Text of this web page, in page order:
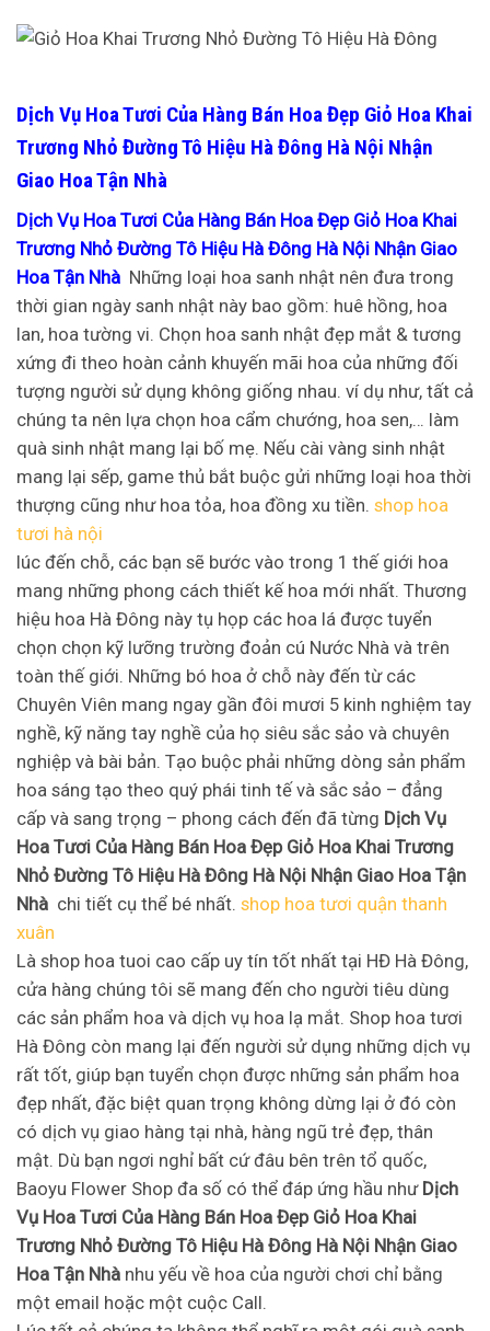
Dịch Vụ Hoa Tươi Của Hàng Bán Hoa Đẹp Giỏ Hoa Khai
Trương Nhỏ Đường Tô Hiệu Hà Đông Hà Nội Nhận
Giao Hoa Tận Nhà
Dịch Vụ Hoa Tươi Của Hàng Bán Hoa Đẹp Giỏ Hoa Khai
Trương Nhỏ Đường Tô Hiệu Hà Đông Hà Nội Nhận Giao
Hoa Tận Nhà Những loại hoa sanh nhật nên đưa trong
thời gian ngày sanh nhật này bao gồm: huê hồng, hoa
lan, hoa tường vi. Chọn hoa sanh nhật đẹp mắt & tương
xứng đi theo hoàn cảnh khuyến mãi hoa của những đối
tượng người sử dụng không giống nhau. ví dụ như, tất cả
chúng ta nên lựa chọn hoa cẩm chướng, hoa sen,… làm
quà sinh nhật mang lại bố mẹ. Nếu cài vàng sinh nhật
mang lại sếp, game thủ bắt buộc gửi những loại hoa thời
thượng cũng như hoa tỏa, hoa đồng xu tiền. shop hoa
tươi hà nội
lúc đến chỗ, các bạn sẽ bước vào trong 1 thế giới hoa
mang những phong cách thiết kế hoa mới nhất. Thương
hiệu hoa Hà Đông này tụ họp các hoa lá được tuyển
chọn chọn kỹ lưỡng trường đoản cú Nước Nhà và trên
toàn thế giới. Những bó hoa ở chỗ này đến từ các
Chuyên Viên mang ngay gần đôi mươi 5 kinh nghiệm tay
nghề, kỹ năng tay nghề của họ siêu sắc sảo và chuyên
nghiệp và bài bản. Tạo buộc phải những dòng sản phẩm
hoa sáng tạo theo quý phái tinh tế và sắc sảo – đẳng
cấp và sang trọng – phong cách đến đã từng Dịch Vụ
Hoa Tươi Của Hàng Bán Hoa Đẹp Giỏ Hoa Khai Trương
Nhỏ Đường Tô Hiệu Hà Đông Hà Nội Nhận Giao Hoa Tận
Nhà chi tiết cụ thể bé nhất. shop hoa tươi quận thanh
xuân
Là shop hoa tuoi cao cấp uy tín tốt nhất tại HĐ Hà Đông,
cửa hàng chúng tôi sẽ mang đến cho người tiêu dùng
các sản phẩm hoa và dịch vụ hoa lạ mắt. Shop hoa tươi
Hà Đông còn mang lại đến người sử dụng những dịch vụ
rất tốt, giúp bạn tuyển chọn được những sản phẩm hoa
đẹp nhất, đặc biệt quan trọng không dừng lại ở đó còn
có dịch vụ giao hàng tại nhà, hàng ngũ trẻ đẹp, thân
mật. Dù bạn ngơi nghỉ bất cứ đâu bên trên tổ quốc,
Baoyu Flower Shop đa số có thể đáp ứng hầu như Dịch
Vụ Hoa Tươi Của Hàng Bán Hoa Đẹp Giỏ Hoa Khai
Trương Nhỏ Đường Tô Hiệu Hà Đông Hà Nội Nhận Giao
Hoa Tận Nhà nhu yếu về hoa của người chơi chỉ bằng
một email hoặc một cuộc Call.